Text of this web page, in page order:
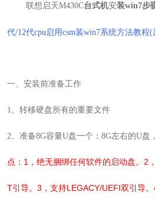
联想启天M430C台式机安装win7步
代/12代cpu启用csm装win7系统方法教程
一、安装前准备工作
1 、转移硬盘所有的重要文件
2 、准备8G容量U盘一个：8G左右的U盘
点：1，绝无捆绑任何软件的启动盘。2
T引导。3，支持LEGACY/UEFI双引导